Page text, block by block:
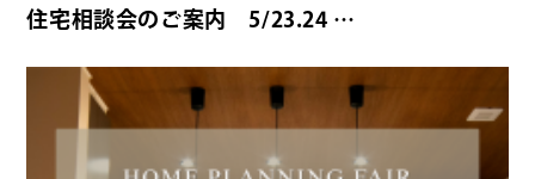
住宅相談会のご案内 5/23.24 …